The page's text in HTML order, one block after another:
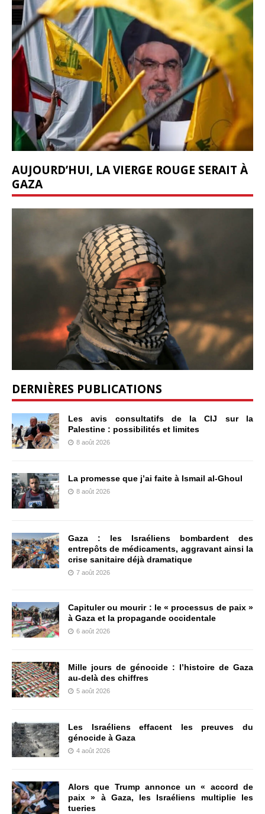
AUJOURD’HUI, LA VIERGE ROUGE SERAIT À
GAZA
DERNIÈRES PUBLICATIONS
Les avis consultatifs de la CIJ sur la
Palestine : possibilités et limites
8 août 2026
La promesse que j’ai faite à Ismail al-Ghoul
8 août 2026
Gaza : les Israéliens bombardent des
entrepôts de médicaments, aggravant ainsi la
crise sanitaire déjà dramatique
7 août 2026
Capituler ou mourir : le « processus de paix »
à Gaza et la propagande occidentale
6 août 2026
Mille jours de génocide : l’histoire de Gaza
au-delà des chiffres
5 août 2026
Les Israéliens effacent les preuves du
génocide à Gaza
4 août 2026
Alors que Trump annonce un « accord de
paix » à Gaza, les Israéliens multiplie les
tueries